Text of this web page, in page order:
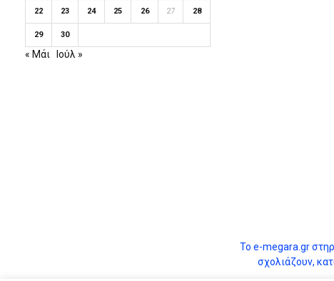
22 23 24 25 26 27 28
29 30
« Μάι Ιούλ »
Το e-megara.gr
σχολιάζουν,